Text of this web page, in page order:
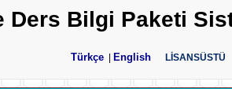
Ders Bilgi Paketi
Türkçe English LİSANSÜSTÜ